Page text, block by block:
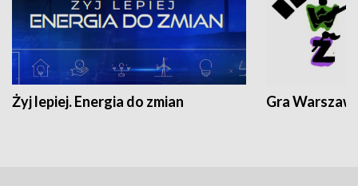
Żyj lepiej. Energia do zmian Gra